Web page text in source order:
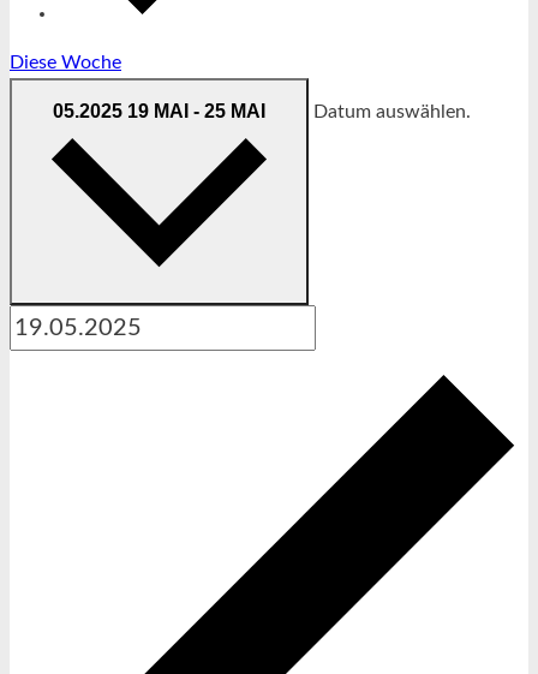
Diese Woche
05.2025 19 MAI - 25 MAI Datum auswählen.